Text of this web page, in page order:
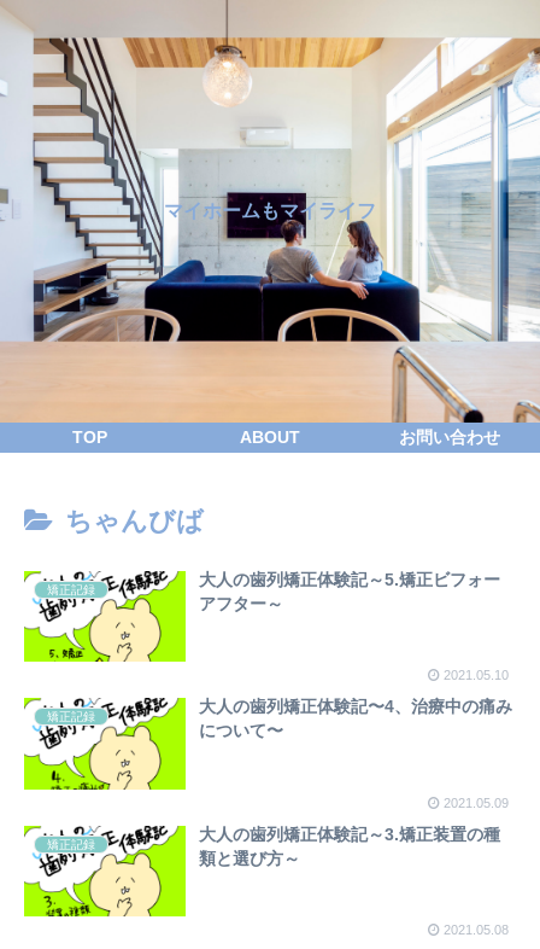
マイホームもマイライフ
TOP ABOUT お問い合わせ
ちゃんびば
矯正記録
大人の歯列矯正体験記～5.矯正ビフォー
アフター～
2021.05.10
矯正記録
大人の歯列矯正体験記〜4、治療中の痛み
について〜
2021.05.09
矯正記録
大人の歯列矯正体験記～3.矯正装置の種
類と選び方～
2021.05.08